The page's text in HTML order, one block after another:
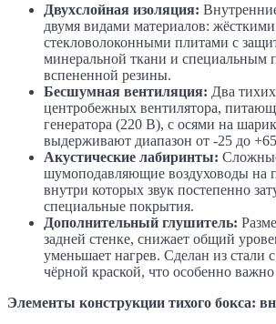
Двухслойная изоляция:
двумя видами материалов: жёсткими
стекловолоконными плитами с
минеральной ткани и специальным
вспененной резины.
Бесшумная вентиляция: Два
центробежных вентилятора,
генератора (220 В), с осями на
выдерживают диапазон от -25 до
Акустические лабиринты:
шумоподавляющие воздуховоды на
внутри которых звук постепенно
специальные покрытия.
Дополнительный глушитель:
задней стенке, снижает общий
уменьшает нагрев. Сделан из стали
чёрной краской, что особенно
Элементы конструкции тихого бокса: